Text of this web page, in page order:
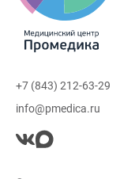
+7 (843) 212-63-29
info@pmedica.ru